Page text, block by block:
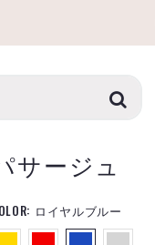
サージュ
ロイヤルブルー